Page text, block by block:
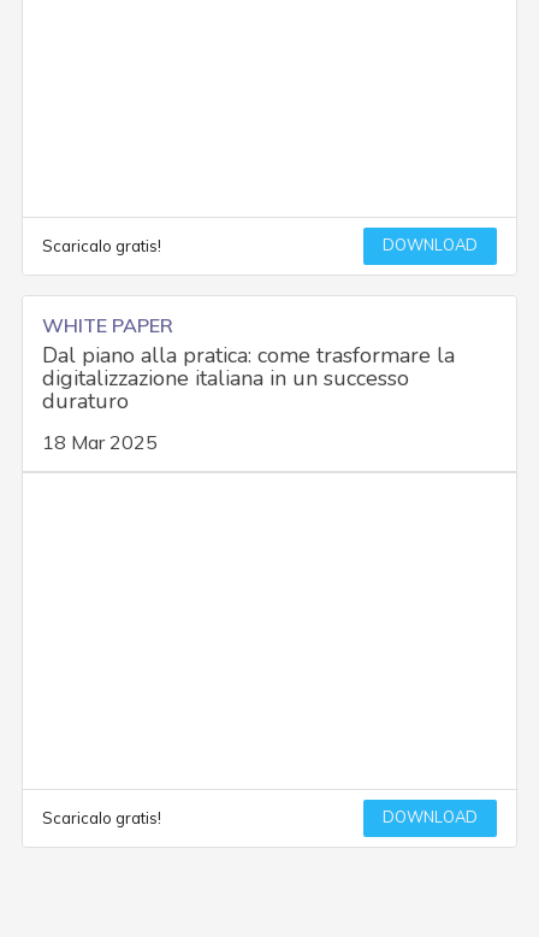
Scaricalo gratis! DOWNLOAD
WHITE PAPER
Dal piano alla pratica: come trasformare la
digitalizzazione italiana in un successo
duraturo
18 Mar 2025
Scaricalo gratis! DOWNLOAD